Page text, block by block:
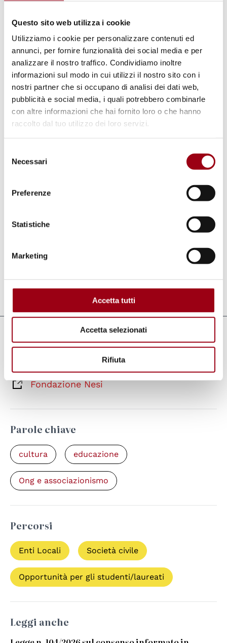
Questo sito web utilizza i cookie
Utilizziamo i cookie per personalizzare contenuti ed
annunci, per fornire funzionalità dei social media e per
analizzare il nostro traffico. Condividiamo inoltre
informazioni sul modo in cui utilizzi il nostro sito con i
nostri partner che si occupano di analisi dei dati web,
pubblicità e social media, i quali potrebbero combinarle
con altre informazioni che hai fornito loro o che hanno
raccolto dal tuo utilizzo dei loro servizi.
delNecessari
Preferenze
Statistiche
Marketing
Accetta tutti
Accetta selezionati
Rifiuta
educativo antimafia condotto nel quartiere di
La Fondazione Nesi è nata nel 2009 con
l'obiettivo principale dipromuovere la
conoscenza, lo studio e l'approfondimento
dell'opera e del pensiero di don Alfredo Nesi,
che ricevette la Medaglia d'oro al merito per
la scuola, la cultura e l'arte dal Presidente
Sandro Pertini. Alcune esperienze significative
permanente fanno da riferimento, quali il
Villaggio Scolastico di Corea – istituzione
sperimentale del Ministero della Pubblica
Istruzione – a Livorno, di Rovezzano e di
educativo-sanitario di Jurema in Brasile
06.09.2012
Collegamenti
Fondazione Nesi
Fondazione Nesi
Parole chiave
cultura educazione
Ong e associazionismo
Percorsi
Enti Locali Società civile
Opportunità per gli studenti/laureati
Leggi anche